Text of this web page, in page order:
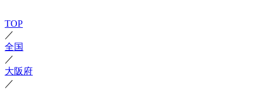
TOP
／
全国
／
大阪府
／